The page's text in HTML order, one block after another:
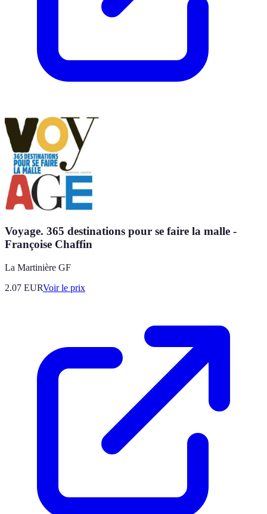
Voyage. 365 destinations pour se faire la malle -
Françoise Chaffin
La Martinière GF
2.07 EURVoir le prix